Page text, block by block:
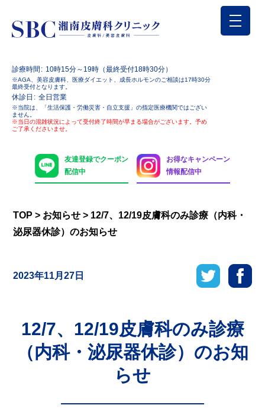
診療時間 10時15分～19時（最終受付18時30分）
※AGA、美容皮膚科、医療ダイエット、成長ホルモンのご相談は17時30分
最終受付となります。
休診日 全日営業
※当院は、「生活保護・労働災害・自立支援」の指定医療機関ではござい
ません。
※当日の混雑状況によって受付終了時間が早まる場合がございます。予め
ご了承くださいませ。
友達登録でクーポン
配信中
お得なキャンペーン
情報配信中
TOP > お知らせ > 12/7、12/19皮膚科のみ診療（内科・
泌尿器休診）のお知らせ
2023年11月27日
12/7、12/19皮膚科のみ診療
（内科・泌尿器休診）のお知
らせ